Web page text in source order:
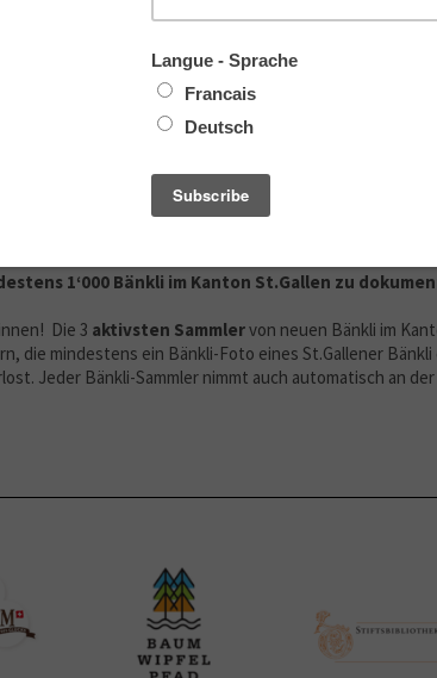
1‘000 Bänkli im Kanton St.Gallen zu
Die 3 aktivsten Sammlervon neuen Bänkli im
die mindestens ein Bänkli-Foto eines St.Gallener
Jeder Bänkli-Sammler nimmt auch automatisch an der